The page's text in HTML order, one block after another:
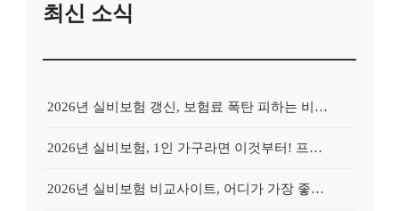
최신 소식
2026년 실비보험 갱신, 보험료 폭탄 피하는 비교사이트의 비밀
2026년 실비보험, 1인 가구라면 이것부터! 프리랜서를 위한 비교사이트 활용 가이드
2026년 실비보험 비교사이트, 어디가 가장 좋을까? Top 3 업체 전격 분석